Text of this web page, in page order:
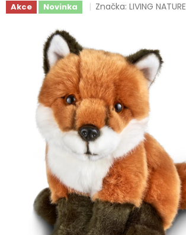
Akce Novinka Značka:LIVING NATURE